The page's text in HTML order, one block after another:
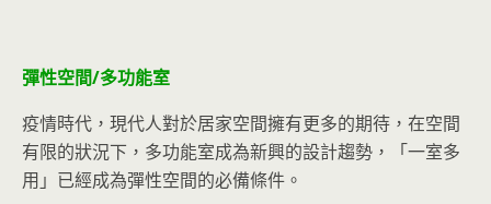
彈性空間/多功能室
疫情時代，現代人對於居家空間擁有更多的期待，在空間
有限的狀況下，多功能室成為新興的設計趨勢，「一室多
用」已經成為彈性空間的必備條件。